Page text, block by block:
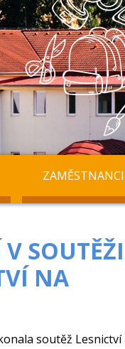
SOUTĚŽI
NA
soutěž Lesnictví